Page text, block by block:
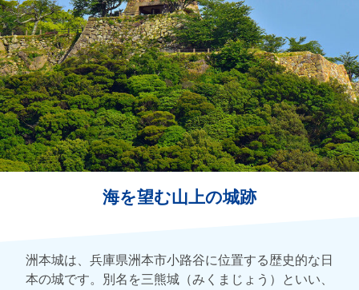
海を望む山上の城跡
洲本城は、兵庫県洲本市小路谷に位置する歴史的な日
本の城です。別名を三熊城（みくまじょう）といい、